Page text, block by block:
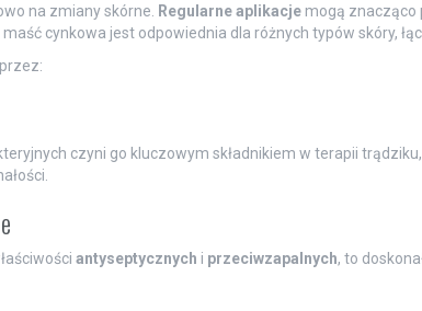
na zmiany skórne.
Regularne aplikacjemogą znacząco
cynkowa jest odpowiednia dla różnych typów skóry,
czyni go kluczowym składnikiem w terapii trądziku,
antyseptycznych i przeciwzapalnych, to